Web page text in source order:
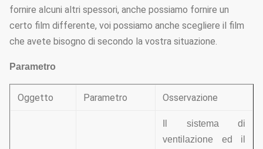
fornire alcuni altri spessori, anche possiamo fornire un
certo film differente, voi possiamo anche scegliere il film
che avete bisogno di secondo la vostra situazione.
Parametro
Oggetto Parametro Osservazione
Il sistema di
ventilazione ed il